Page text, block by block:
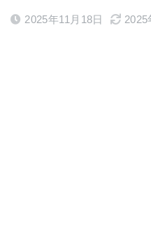
2025年11月18日 2025